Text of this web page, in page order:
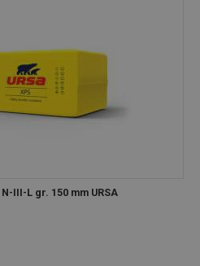
III-L gr. 150 mm URSA